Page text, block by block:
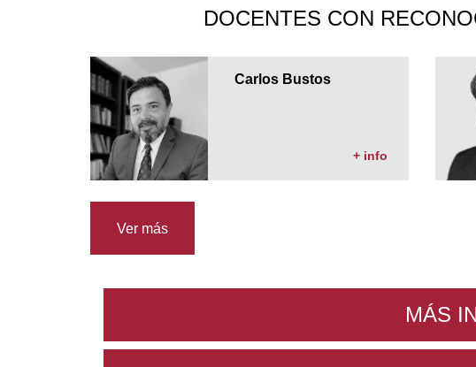
DOCENTES CON
Carlos Bustos
+ info
Ver más
MÁS